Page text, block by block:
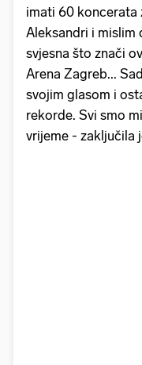
imati 60 koncerata
Aleksandri i mislim
svjesna što znači
Arena Zagreb...
svojim glasom i
rekorde. Svi smo
vrijeme - zaključila